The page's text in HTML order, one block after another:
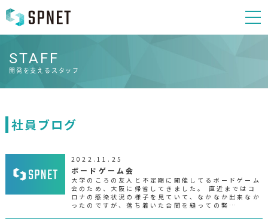
STAFF
開発を支えるスタッフ
社員ブログ
2022.11.25
ボードゲーム会
大学のころの友人と不定期に開催してるボードゲーム
会のため、大阪に帰省してきました。 直近まではコ
ロナの感染状況の様子を見ていて、なかなか出来なか
ったのですが、落ち着いた合間を縫っての緊…